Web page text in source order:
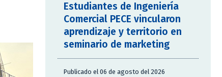
Estudiantes de Ingeniería
Comercial PECE vincularon
aprendizaje y territorio en
seminario de marketing
Publicado el 06 de agosto del 2026